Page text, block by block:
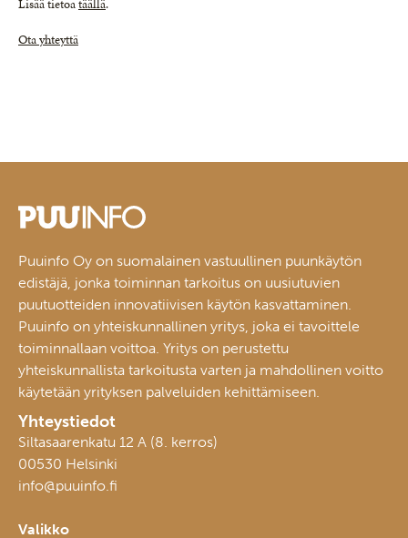
Lisää tietoatäällä.
Ota yhteyttä
Puuinfo Oy on suomalainen vastuullinen puunkäytön
edistäjä, jonka toiminnan tarkoitus on uusiutuvien
puutuotteiden innovatiivisen käytön kasvattaminen.
Puuinfo on yhteiskunnallinen yritys, joka ei tavoittele
toiminnallaan voittoa. Yritys on perustettu
yhteiskunnallista tarkoitusta varten ja mahdollinen voitto
käytetään yrityksen palveluiden kehittämiseen.
Yhteystiedot
Siltasaarenkatu 12 A (8. kerros)
00530 Helsinki
info@puuinfo.fi
Valikko